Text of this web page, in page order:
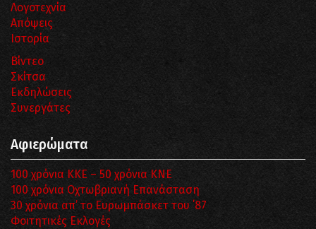
Λογοτεχνία
Απόψεις
Ιστορία
Βίντεο
Σκίτσα
Εκδηλώσεις
Συνεργάτες
Αφιερώματα
100 χρόνια ΚΚΕ – 50 χρόνια ΚΝΕ
100 χρόνια Οχτωβριανή Επανάσταση
30 χρόνια απ’ το Ευρωμπάσκετ του ΄87
Φοιτητικές Εκλογές